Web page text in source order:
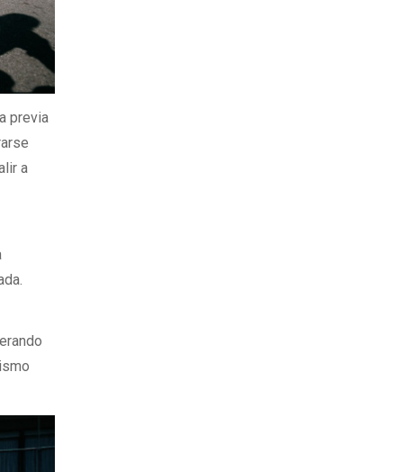
previa
a